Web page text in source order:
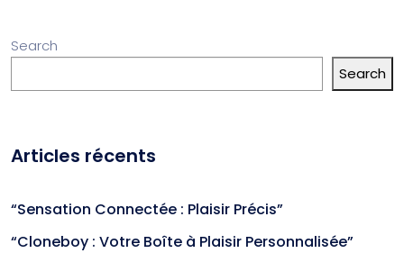
Search
Search
Articles récents
“Sensation Connectée : Plaisir Précis”
“Cloneboy : Votre Boîte à Plaisir Personnalisée”